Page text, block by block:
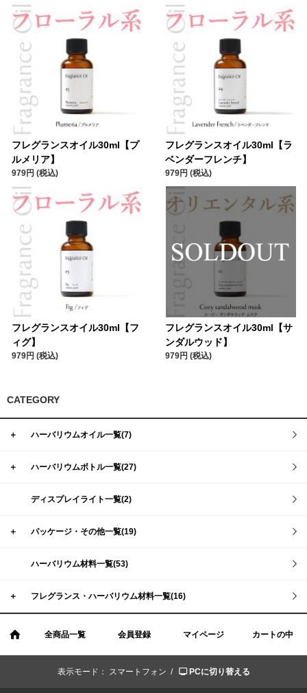
フレグランスオイル30ml【プ
ルメリア】
979円 (税込)
フレグランスオイル30ml【ラ
ベンダーフレンチ】
979円 (税込)
フレグランスオイル30ml【フ
ィグ】
979円 (税込)
フレグランスオイル30ml【サ
ンダルウッド】
979円 (税込)
CATEGORY
＋ ハーバリウムオイル一覧(7)
＋ ハーバリウムボトル一覧(27)
ディスプレイライト一覧(2)
＋ パッケージ・その他一覧(19)
ハーバリウム材料一覧(53)
＋ フレグランス・ハーバリウム材料一覧(16)
全商品一覧 会員登録 マイページ カートの中
表示モード： スマートフォン / PCに切り替える